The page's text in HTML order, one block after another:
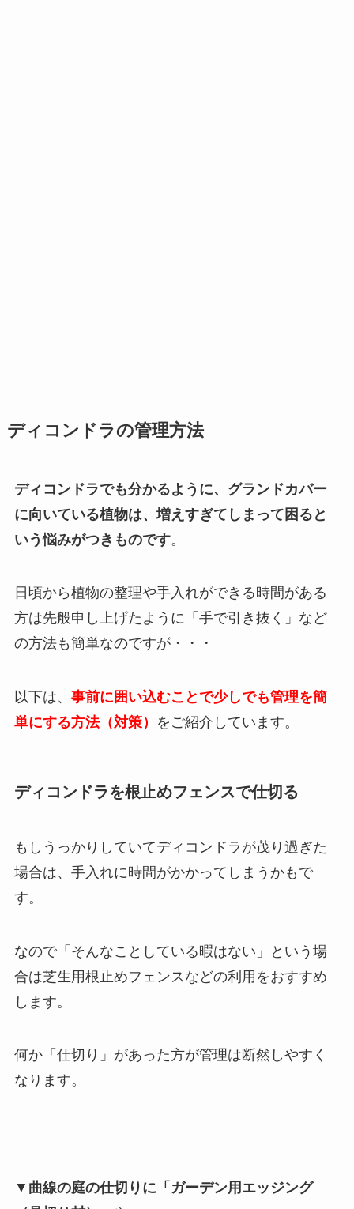
ディコンドラの管理方法
ディコンドラでも分かるように、グランドカバー
に向いている植物は、増えすぎてしまって困ると
いう悩みがつきものです。
日頃から植物の整理や手入れができる時間がある
方は先般申し上げたように「手で引き抜く」など
の方法も簡単なのですが・・・
以下は、 事前に囲い込むことで少しでも管理を簡
単にする方法（対策）
をご紹介しています。
ディコンドラを根止めフェンスで仕切る
もしうっかりしていてディコンドラが茂り過ぎた
場合は、手入れに時間がかかってしまうかもで
す。
なので「そんなことしている暇はない」という場
合は芝生用根止めフェンスなどの利用をおすすめ
します。
何か「仕切り」があった方が管理は断然しやすく
なります。
▼ 曲線の庭の仕切りに「ガーデン用エッジング